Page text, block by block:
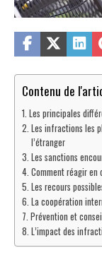
Contenu de
Les principales
Les infractions les
l’étranger
Les sanctions
Comment réagir en
Les recours
La coopération
Prévention et
L’impact des